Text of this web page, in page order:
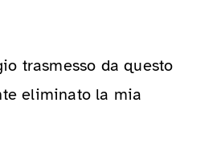
trasmesso da questo
eliminato la mia